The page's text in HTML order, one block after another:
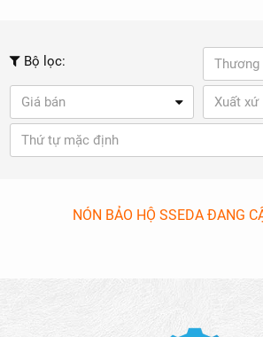
Bộ lọc: Thương
Giá bán Xuất xứ
Thứ tự mặc định
NÓN BẢO HỘ SSEDA ĐANG